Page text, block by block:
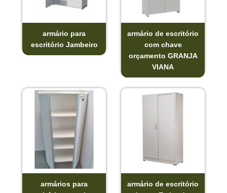
armário para
escritório Jambeiro
armário de escritório
com chave
orçamento GRANJA
VIANA
armários para
armário de escritório